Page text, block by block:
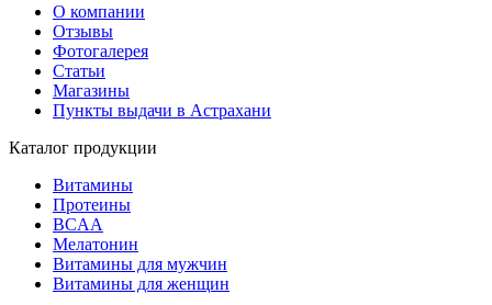
О компании
Отзывы
Фотогалерея
Статьи
Магазины
Пункты выдачи в Астрахани
Каталог продукции
Витамины
Протеины
BCAA
Мелатонин
Витамины для мужчин
Витамины для женщин